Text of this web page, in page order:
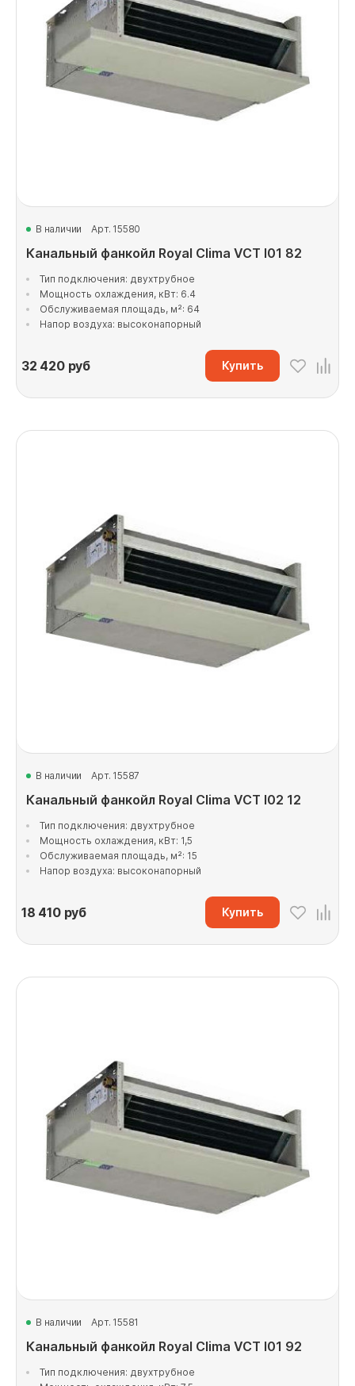
В наличии Арт. 15580
Канальный фанкойл Royal Clima VCT I01 82
Тип подключения: двухтрубное
Мощность охлаждения, кВт: 6.4
Обслуживаемая площадь, м²: 64
Напор воздуха: высоконапорный
32 420руб Купить
В наличии Арт. 15587
Канальный фанкойл Royal Clima VCT I02 12
Тип подключения: двухтрубное
Мощность охлаждения, кВт: 1,5
Обслуживаемая площадь, м²: 15
Напор воздуха: высоконапорный
18 410руб Купить
В наличии Арт. 15581
Канальный фанкойл Royal Clima VCT I01 92
Тип подключения: двухтрубное